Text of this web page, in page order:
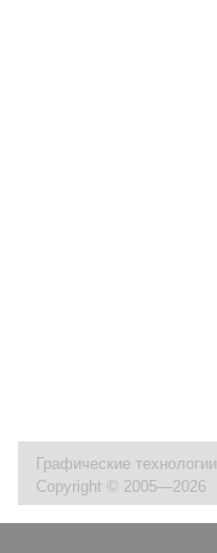
Графические технологии
Copyright © 2005—2026